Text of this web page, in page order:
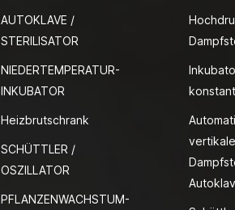
AUTOKLAVE /
STERILISATOR
NIEDERTEMPERATUR-
INKUBATOR
Heizbrutschrank
SCHÜTTLER /
OSZILLATOR
PFLANZENWACHSTUM-
Autoklav